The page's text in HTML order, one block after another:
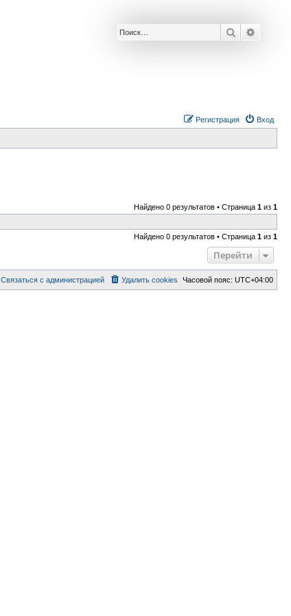
Поиск
Вход
Регистрация
Найдено 0 результатов • Страница 1 из 1
Найдено 0 результатов • Страница 1 из 1
Перейти
Часовой пояс: UTC+04:00
Удалить cookies
Связаться с администрацией